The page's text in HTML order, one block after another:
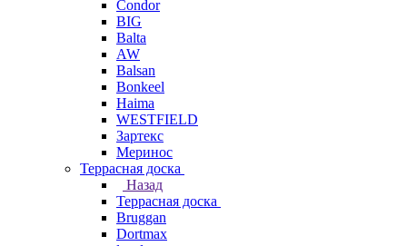
Condor
BIG
Balta
AW
Balsan
Bonkeel
Haima
WESTFIELD
Зартекс
Меринос
Террасная доска
Назад
Террасная доска
Bruggan
Dortmax